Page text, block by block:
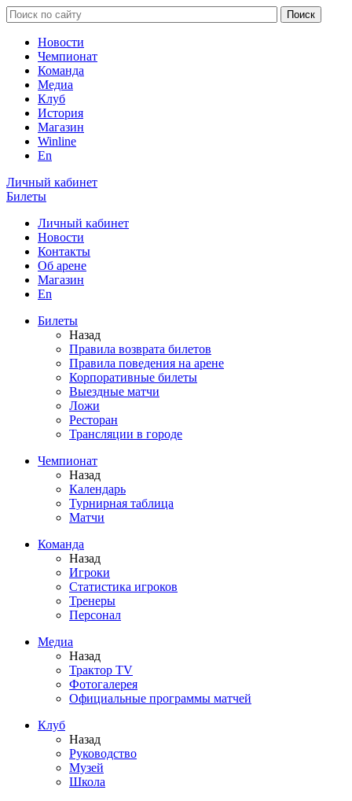
Новости
Чемпионат
Команда
Медиа
Клуб
История
Магазин
Winline
En
Личный кабинет
Билеты
Личный кабинет
Новости
Контакты
Об арене
Магазин
En
Билеты
Назад
Правила возврата билетов
Правила поведения на арене
Корпоративные билеты
Выездные матчи
Ложи
Ресторан
Трансляции в городе
Чемпионат
Назад
Календарь
Турнирная таблица
Матчи
Команда
Назад
Игроки
Статистика игроков
Тренеры
Персонал
Медиа
Назад
Трактор TV
Фотогалерея
Официальные программы матчей
Клуб
Назад
Руководство
Музей
Школа